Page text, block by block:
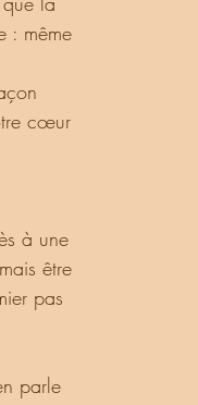
: même
cœur
être
pas